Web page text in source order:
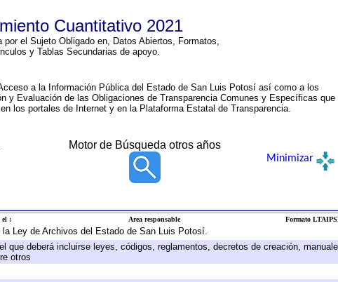
Cuantitativo 2021
por el Sujeto Obligado en, Datos Abiertos, Formatos,
y Tablas Secundarias de apoyo.
a la Información Pública del Estado de San Luis Potosí así como a los
y Evaluación de las Obligaciones de Transparencia Comunes y Específicas que
los portales de Internet y en la Plataforma Estatal de Transparencia.
Motor de Búsqueda otros años
Minimizar
el : Area responsable Formato
Ley de Archivos del Estado de San Luis Potosí.
que deberá incluirse leyes, códigos, reglamentos, decretos de creación,
otros